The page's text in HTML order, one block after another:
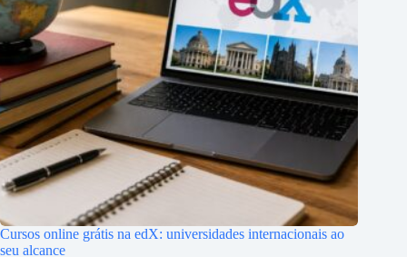
Cursos online grátis na edX: universidades internacionais ao
seu alcance